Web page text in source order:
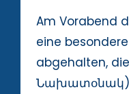
Am Vorabend
eine
abgehalten,
Նախատօնակ)